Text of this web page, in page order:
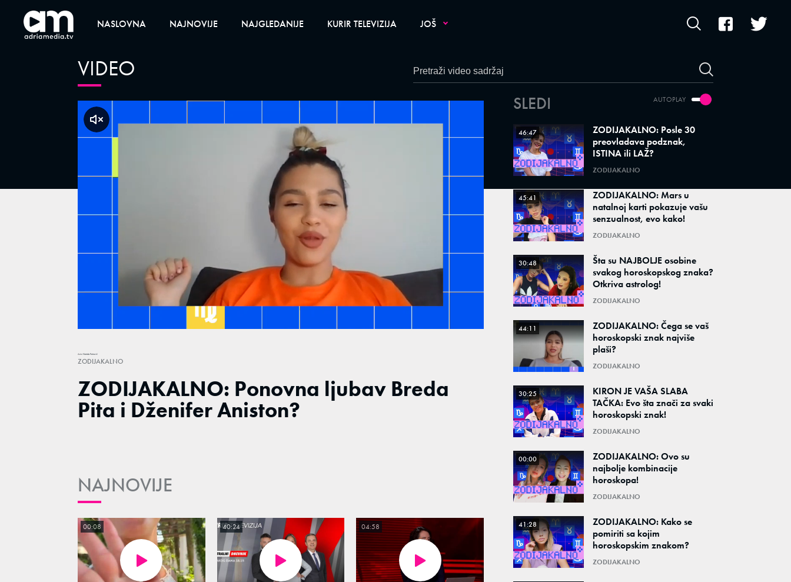
NASLOVNA NAJNOVIJE NAJGLEDANIJE KURIR TELEVIZIJA JOŠ
VIDEO
Unmute
klikni za zvuk
Autor Nataša Petrović
ZODIJAKALNO
ZODIJAKALNO: Ponovna ljubav Breda
Pita i Dženifer Aniston?
NAJNOVIJE
00:08 40:24 04:58
AUTOPLAY
SLEDI
46:47
ZODIJAKALNO: Posle 30
preovladava podznak,
ISTINA ili LAŽ?
ZODIJAKALNO
45:41
ZODIJAKALNO: Mars u
natalnoj karti pokazuje vašu
senzualnost, evo kako!
ZODIJAKALNO
30:48
Šta su NAJBOLJE osobine
svakog horoskopskog znaka?
Otkriva astrolog!
ZODIJAKALNO
44:11
ZODIJAKALNO: Čega se vaš
horoskopski znak najviše
plaši?
ZODIJAKALNO
30:25
KIRON JE VAŠA SLABA
TAČKA: Evo šta znači za svaki
horoskopski znak!
ZODIJAKALNO
00:00
ZODIJAKALNO: Ovo su
najbolje kombinacije
horoskopa!
ZODIJAKALNO
41:28
ZODIJAKALNO: Kako se
pomiriti sa kojim
horoskopskim znakom?
ZODIJAKALNO